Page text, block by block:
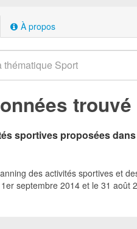
À propos
trouvé
sportives proposées
des activités sportives et
septembre 2014 et le 31 août